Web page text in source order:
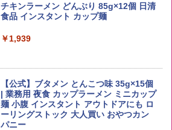
by Amazon 国産ブレンド米 精米 5kg
野沢農産 無洗米 青い流るる コシヒカリ
5kg 長野県産 令和7年産
￥3,980
ブラックニッカ ニッカ Nikka ウィスキ
ー4000ml ブラックニッカクリア ウヰス
お得 4リットル
角瓶 2700ml サントリー ウイスキー ハ
イボール 大容量
チキンラーメン どんぶり 85g×12個 日清
食品 インスタント カップ麺
￥1,939
【公式】ブタメン とんこつ味 35g×15個
| 業務用 夜食 カップラーメン ミニカップ
麺 小腹 インスタント アウトドアにも ロ
ーリングストック 大人買い おやつカン
パニー